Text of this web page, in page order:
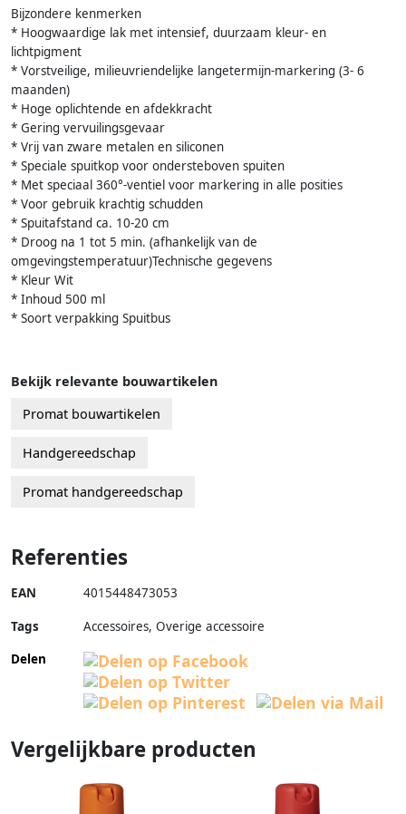
Bijzondere kenmerken
* Hoogwaardige lak met intensief, duurzaam kleur- en
lichtpigment
* Vorstveilige, milieuvriendelijke langetermijn-markering (3- 6
maanden)
* Hoge oplichtende en afdekkracht
* Gering vervuilingsgevaar
* Vrij van zware metalen en siliconen
* Speciale spuitkop voor ondersteboven spuiten
* Met speciaal 360°-ventiel voor markering in alle posities
* Voor gebruik krachtig schudden
* Spuitafstand ca. 10-20 cm
* Droog na 1 tot 5 min. (afhankelijk van de
omgevingstemperatuur)Technische gegevens
* Kleur Wit
* Inhoud 500 ml
* Soort verpakking Spuitbus
Bekijk relevante bouwartikelen
Promat bouwartikelen
Handgereedschap
Promat handgereedschap
Referenties
EAN 4015448473053
Tags
Accessoires, Overige accessoire
Delen
Vergelijkbare producten